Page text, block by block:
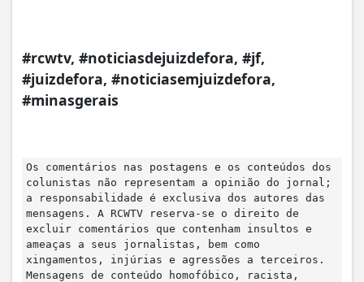
#rcwtv, #noticiasdejuizdefora, #jf,
#juizdefora, #noticiasemjuizdefora,
#minasgerais
Os comentários nas postagens e os conteúdos dos
colunistas não representam a opinião do jornal;
a responsabilidade é exclusiva dos autores das
mensagens. A RCWTV reserva-se o direito de
excluir comentários que contenham insultos e
ameaças a seus jornalistas, bem como
xingamentos, injúrias e agressões a terceiros.
Mensagens de conteúdo homofóbico, racista,